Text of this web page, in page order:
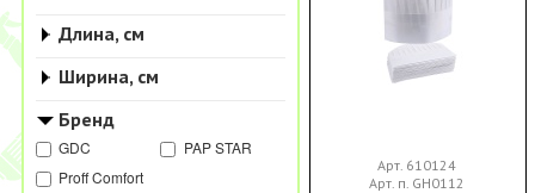
Длина, см
Ширина, см
Бренд
GDC
PAP STAR
Proff Comfort
Арт. 610124
Арт. п. GH0112